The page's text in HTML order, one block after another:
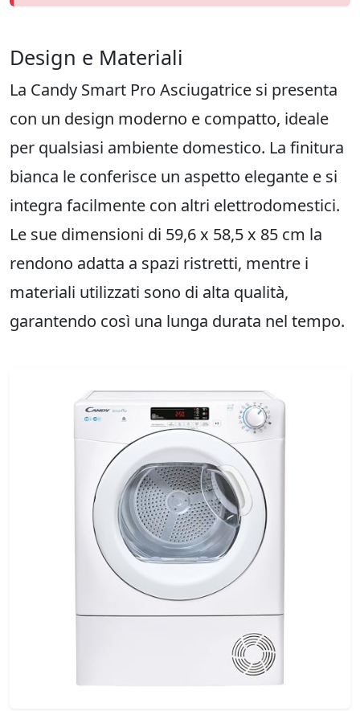
Design e Materiali
La Candy Smart Pro Asciugatrice si presenta
con un design moderno e compatto, ideale
per qualsiasi ambiente domestico. La finitura
bianca le conferisce un aspetto elegante e si
integra facilmente con altri elettrodomestici.
Le sue dimensioni di 59,6 x 58,5 x 85 cm la
rendono adatta a spazi ristretti, mentre i
materiali utilizzati sono di alta qualità,
garantendo così una lunga durata nel tempo.